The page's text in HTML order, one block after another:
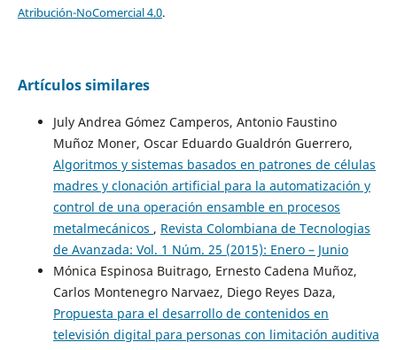
Atribución-NoComercial 4.0.
Artículos similares
July Andrea Gómez Camperos, Antonio Faustino
Muñoz Moner, Oscar Eduardo Gualdrón Guerrero,
Algoritmos y sistemas basados en patrones de células
madres y clonación artificial para la automatización y
control de una operación ensamble en procesos
metalmecánicos , Revista Colombiana de Tecnologias
de Avanzada: Vol. 1 Núm. 25 (2015): Enero – Junio
Mónica Espinosa Buitrago, Ernesto Cadena Muñoz,
Carlos Montenegro Narvaez, Diego Reyes Daza,
Propuesta para el desarrollo de contenidos en
televisión digital para personas con limitación auditiva